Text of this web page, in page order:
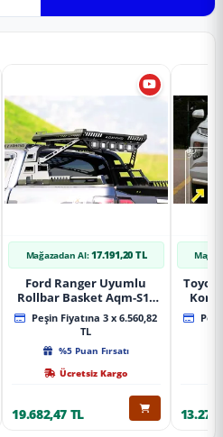
Mağazadan Al: 17.191,20 TL
Ford Ranger Uyumlu
Rollbar Basket Aqm-S10
2015+ Uyumlu
Peşin Fiyatına 3 x 6.560,82
TL
%5 Puan Fırsatı
Ücretsiz Kargo
19.682,47 TL